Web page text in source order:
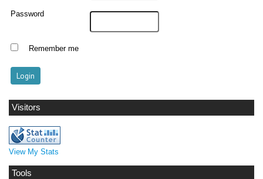
Password
Remember me
Visitors
View My Stats
Tools